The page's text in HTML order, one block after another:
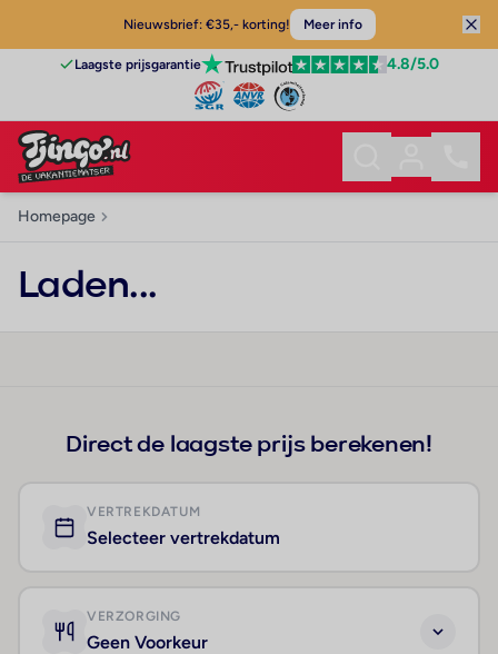
Nieuwsbrief: €35,- korting! Meer info
Laagste prijsgarantie 4.8/5.0
Homepage
Laden...
Direct de laagste prijs berekenen!
VERTREKDATUM
Selecteer vertrekdatum
VERZORGING
Geen Voorkeur